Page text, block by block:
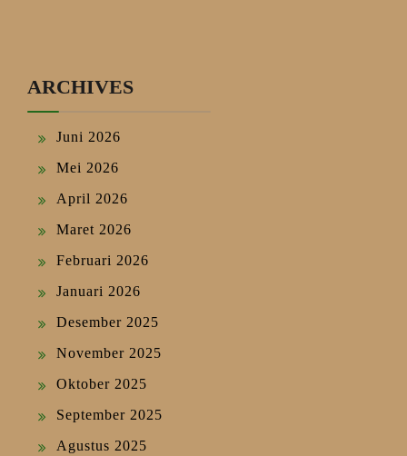
ARCHIVES
Juni 2026
Mei 2026
April 2026
Maret 2026
Februari 2026
Januari 2026
Desember 2025
November 2025
Oktober 2025
September 2025
Agustus 2025